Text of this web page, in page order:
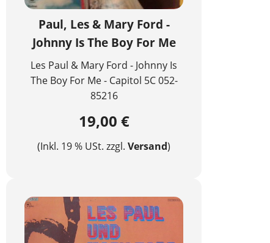
Paul, Les & Mary Ford -
Johnny Is The Boy For Me
Les Paul & Mary Ford - Johnny Is
The Boy For Me - Capitol 5C 052-
85216
19,00 €
(Inkl. 19 % USt. zzgl. Versand)